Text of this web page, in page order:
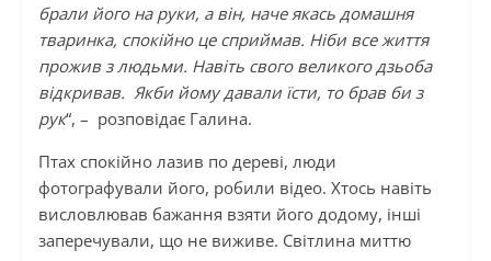
брали його на руки, а він, наче якась домашня
тваринка, спокійно це сприймав. Ніби все життя
прожив з людьми. Навіть свого великого дзьоба
відкривав. Якби йому давали їсти, то брав би з
рук“, – розповідає Галина.
Птах спокійно лазив по дереві, люди
фотографували його, робили відео. Хтось навіть
висловлював бажання взяти його додому, інші
заперечували, що не виживе. Світлина миттю